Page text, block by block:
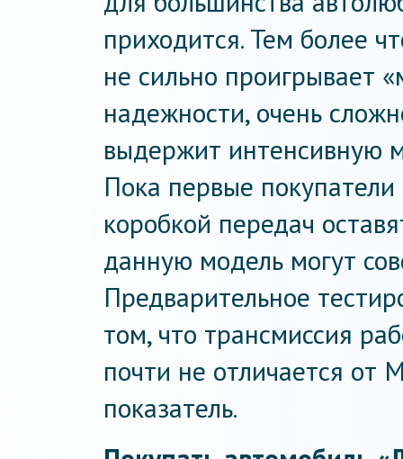
приходится. Тем более
не сильно проигрывает
надежности, очень
выдержит интенсивную
Пока первые
коробкой передач
данную модель могут
Предварительное
том, что трансмиссия
почти не отличается
показатель.